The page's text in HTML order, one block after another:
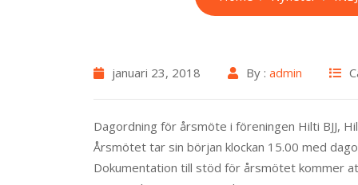
januari 23, 2018 By : admin
Dagordning för årsmöte i föreningen Hilti BJJ,
Årsmötet tar sin början klockan 15.00 med
Dokumentation till stöd för årsmötet kommer